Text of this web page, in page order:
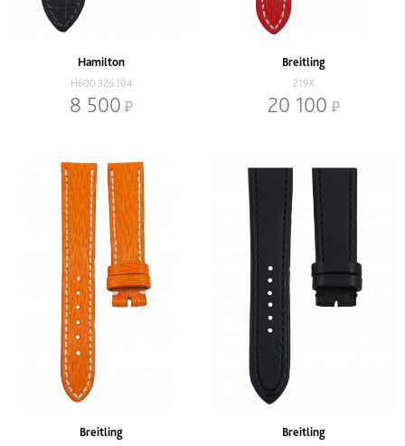
Hamilton
H600.326.104
8 500
Breitling
219X
20 100
Breitling Breitling